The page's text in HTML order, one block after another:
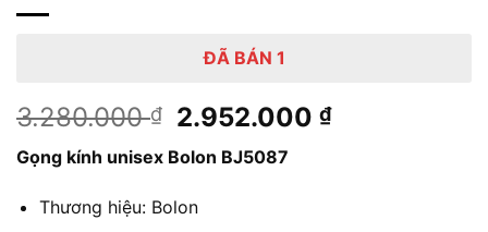
ĐÃ BÁN 1
3.280.000₫
Giá
gốc
là:
3.280.000 ₫.
2.952.000₫Giá
Gọng kính unisex Bolon BJ5087
Thương hiệu: Bolon